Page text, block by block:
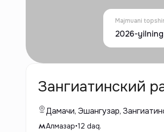
Majmuani
2026-
Зангиатинский
Дамачи, Эшангузар,
Алмазар•12 daq.